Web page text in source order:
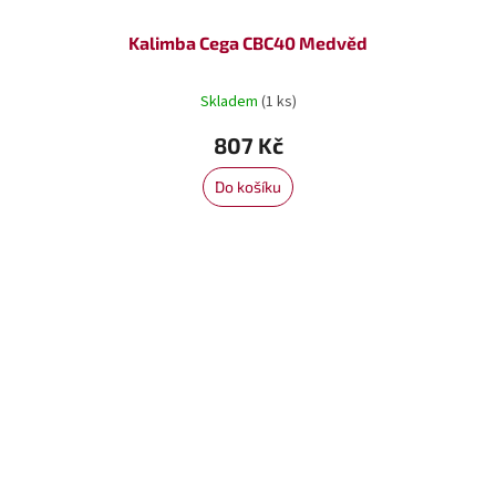
Kalimba Cega CBC40 Medvěd
Skladem (1 ks)
807 Kč
Do košíku